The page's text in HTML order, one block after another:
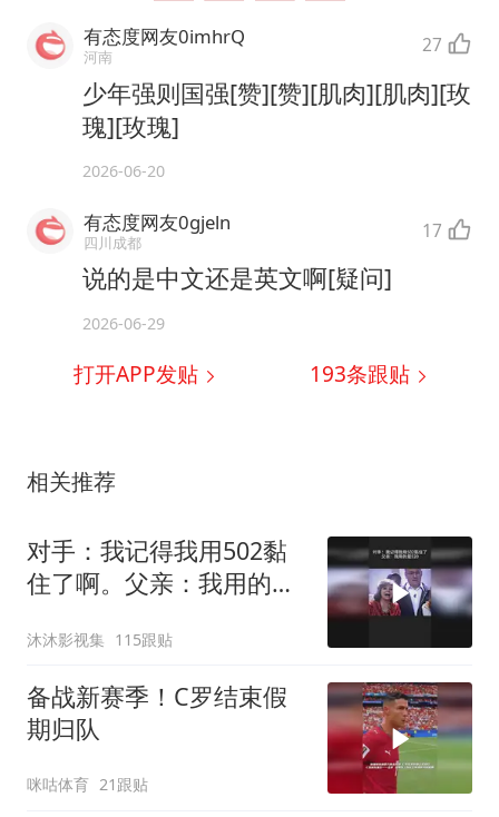
有态度网友0imhrQ
河南 27
少年强则国强[赞][赞][肌肉][肌肉][玫
瑰][玫瑰]
2026-06-20
有态度网友0gjeln
四川成都 17
说的是中文还是英文啊[疑问]
2026-06-29
打开APP发贴 193条跟贴
相关推荐
对手：我记得我用502黏
住了啊。父亲：我用的是
沐沐影视集 115跟贴
备战新赛季！C罗结束假
期归队
咪咕体育 21跟贴